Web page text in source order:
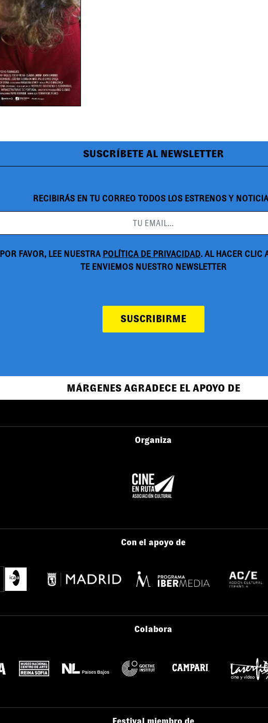
SUSCRÍBETE AL NEWSLETTER
RECIBIRÁS EN TU CORREO TODOS LOS ESTRENOS Y
POR FAVOR, LEE NUESTRA POLÍTICA DE PRIVACIDAD. AL HACER CLIC
TE ENVIEMOS NUESTRO NEWSLETTER
SUSCRIBIRME
MÁRGENES AGRADECE EL APOYO DE
Organiza
Con el apoyo de
Colabora